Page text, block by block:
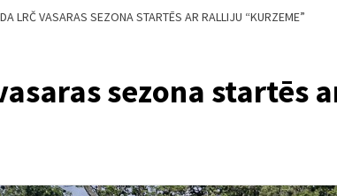
LRČ VASARAS SEZONA STARTĒS AR RALLIJU “KURZEME”
sezona startēs